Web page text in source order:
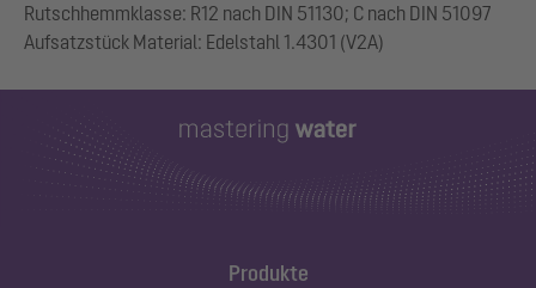
Rutschhemmklasse: R12 nach DIN 51130; C nach DIN 51097
Produkte